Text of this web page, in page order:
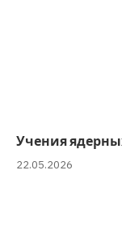
Учения
22.05.2026